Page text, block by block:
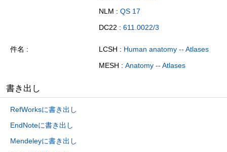
NLM : QS 17
DC22 : 611.0022/3
件名 LCSH : Human anatomy -- Atlases
MESH : Anatomy -- Atlases
書き出し
RefWorksに書き出し
EndNoteに書き出し
Mendeleyに書き出し